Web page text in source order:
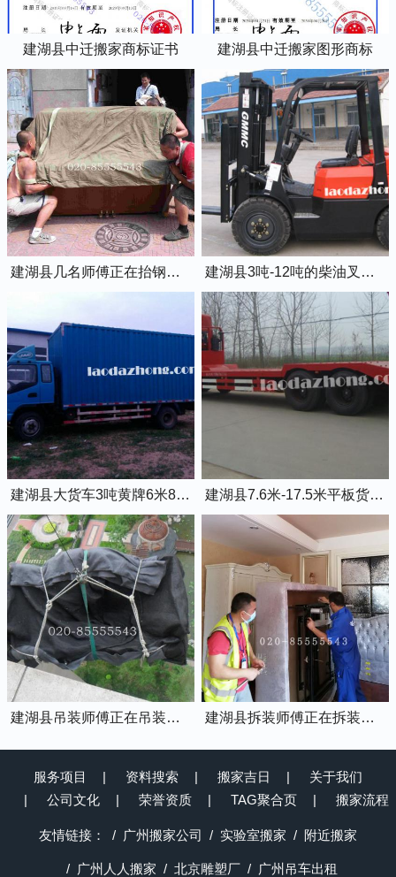
建湖县中迁搬家商标证书 建湖县中迁搬家图形商标
建湖县几名师傅正在抬钢琴上楼 建湖县3吨-12吨的柴油叉车出租
建湖县大货车3吨黄牌6米8的厢式货车 建湖县7.6米-17.5米平板货车出租
建湖县吊装师傅正在吊装物品上楼 建湖县拆装师傅正在拆装家具
服务项目 资料搜索 搬家吉日
关于我们
公司文化
荣誉资质 TAG聚合页 搬家流程
友情链接： 广州搬家公司 实验室搬家 附近搬家
广州人人搬家 北京雕塑厂 广州吊车出租